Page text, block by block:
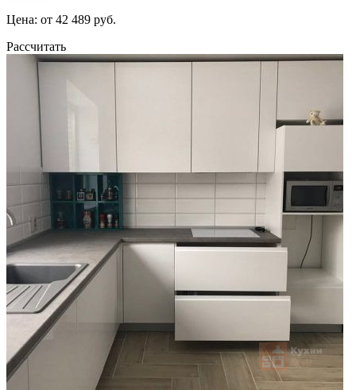
Цена: от 42 489 руб.
Рассчитать